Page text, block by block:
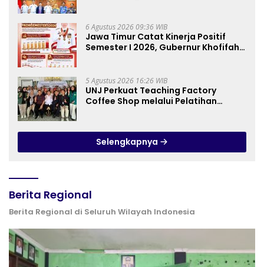
6 Agustus 2026 09:36 WIB
Jawa Timur Catat Kinerja Positif
Semester I 2026, Gubernur Khofifah:
5 Agustus 2026 16:26 WIB
UNJ Perkuat Teaching Factory
Coffee Shop melalui Pelatihan
Selengkapnya
Berita Regional
Berita Regional di Seluruh Wilayah Indonesia